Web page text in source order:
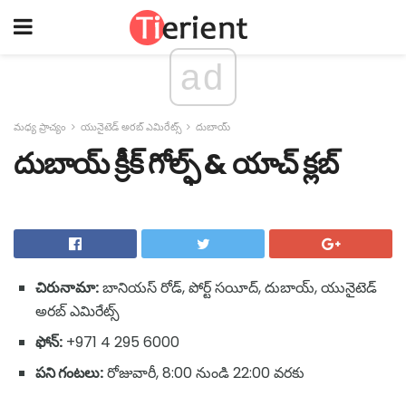
ad
మధ్య ప్రాచ్యం యునైటెడ్ అరబ్ ఎమిరేట్స్ దుబాయ్
దుబాయ్ క్రీక్ గోల్ఫ్ & యాచ్ క్లబ్
చిరునామా:బానియస్ రోడ్, పోర్ట్ సయీద్, దుబాయ్, యునైటెడ్
అరబ్ ఎమిరేట్స్
ఫోన్: +971 4 295 6000
పని గంటలు:రోజువారీ, 8:00 నుండి 22:00 వరకు